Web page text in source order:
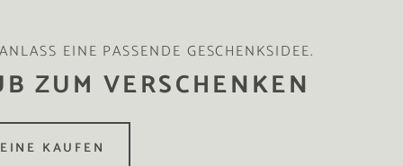
EINE PASSENDE GESCHENKSIDEE.
ZUM VERSCHENKEN
KAUFEN